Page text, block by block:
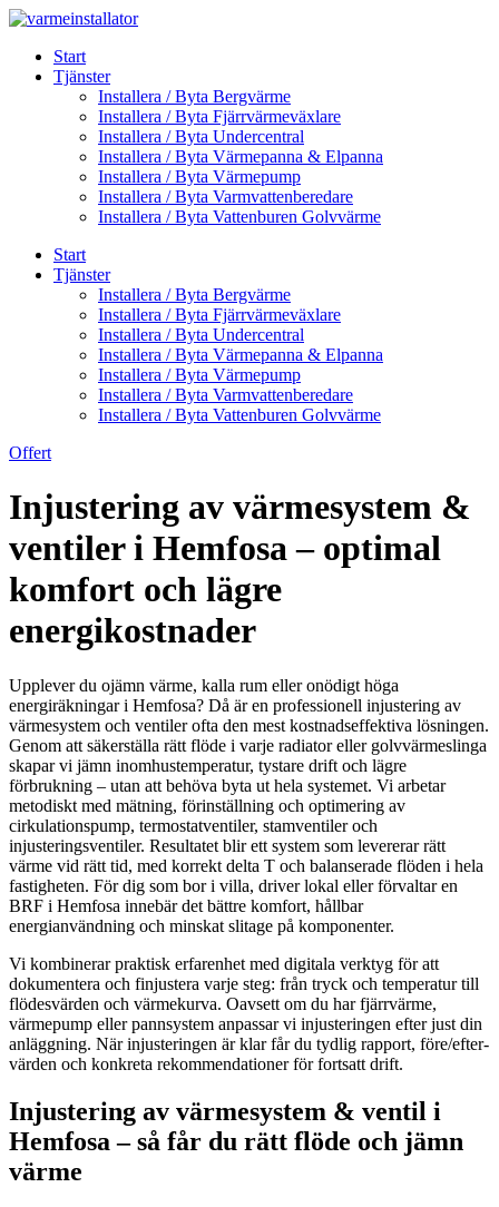
Skip
contentStart
Tjänster
Installera / Byta Bergvärme
Installera / Byta Fjärrvärmeväxlare
Installera / Byta Undercentral
Installera / Byta Värmepanna & Elpanna
Installera / Byta Värmepump
Installera / Byta Varmvattenberedare
Installera / Byta Vattenburen Golvvärme
Start
Tjänster
Installera / Byta Bergvärme
Installera / Byta Fjärrvärmeväxlare
Installera / Byta Undercentral
Installera / Byta Värmepanna & Elpanna
Installera / Byta Värmepump
Installera / Byta Varmvattenberedare
Installera / Byta Vattenburen Golvvärme
Offert
Injustering av värmesystem &
ventiler i Hemfosa – optimal
komfort och lägre
energikostnader
Upplever du ojämn värme, kalla rum eller onödigt höga
energiräkningar i Hemfosa? Då är en professionell injustering av
värmesystem och ventiler ofta den mest kostnadseffektiva lösningen.
Genom att säkerställa rätt flöde i varje radiator eller golvvärmeslinga
skapar vi jämn inomhustemperatur, tystare drift och lägre
förbrukning – utan att behöva byta ut hela systemet. Vi arbetar
metodiskt med mätning, förinställning och optimering av
cirkulationspump, termostatventiler, stamventiler och
injusteringsventiler. Resultatet blir ett system som levererar rätt
värme vid rätt tid, med korrekt delta T och balanserade flöden i hela
fastigheten. För dig som bor i villa, driver lokal eller förvaltar en
BRF i Hemfosa innebär det bättre komfort, hållbar
energianvändning och minskat slitage på komponenter.
Vi kombinerar praktisk erfarenhet med digitala verktyg för att
dokumentera och finjustera varje steg: från tryck och temperatur till
flödesvärden och värmekurva. Oavsett om du har fjärrvärme,
värmepump eller pannsystem anpassar vi injusteringen efter just din
anläggning. När injusteringen är klar får du tydlig rapport, före/efter-
värden och konkreta rekommendationer för fortsatt drift.
Injustering av värmesystem & ventil i
Hemfosa – så får du rätt flöde och jämn
värme